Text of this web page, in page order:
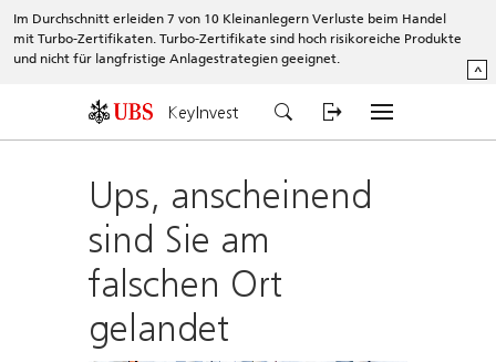
Im Durchschnitt erleiden 7 von 10 Kleinanlegern Verluste beim Handel
mit Turbo-Zertifikaten. Turbo-Zertifikate sind hoch risikoreiche Produkte
und nicht für langfristige Anlagestrategien geeignet.
^
KeyInvest
Ups, anscheinend
sind Sie am
falschen Ort
gelandet